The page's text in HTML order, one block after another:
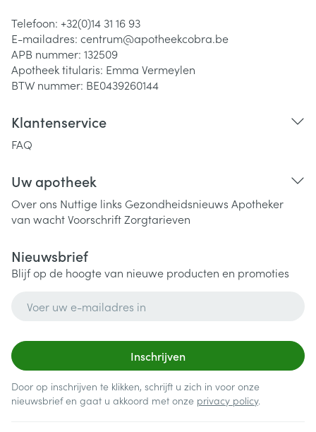
Telefoon: +32(0)14 31 16 93
E-mailadres: centrum@apotheekcobra.be
APB nummer: 132509
Apotheek titularis: Emma Vermeylen
BTW nummer: BE0439260144
Klantenservice
FAQ
Uw apotheek
Over ons Nuttige links Gezondheidsnieuws Apotheker
van wachtVoorschriftZorgtarieven
Nieuwsbrief
Blijf op de hoogte van nieuwe producten en promoties
Inschrijven
Door op inschrijven te klikken, schrijft u zich in voor onze
nieuwsbrief en gaat u akkoord met onze privacy policy.